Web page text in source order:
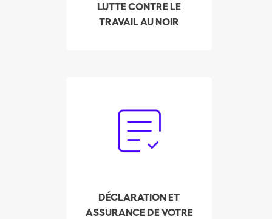
LUTTE CONTRE LE
TRAVAIL AU NOIR
sa plateforme de
placement privé.
DÉCLARATION ET
ASSURANCE DE VOTRE
Notre service de fiducie
s'occupe en votre nom
de la déclaration et du